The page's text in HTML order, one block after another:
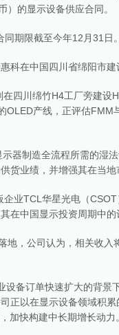
的显示设备供应合同。
同期限截至今年12月31日
科在中国四川省绵阳市
四川绵竹H4工厂旁建设
OLED产线，正评估FMM
器制造全流程所需的湿
货业绩，并增强其在当
业TCL华星光电（
在中国显示投资周期中
地，公司认为，相关收
设备订单快速扩大的背景
正以在显示设备领域积
加快构建中长期增长动力